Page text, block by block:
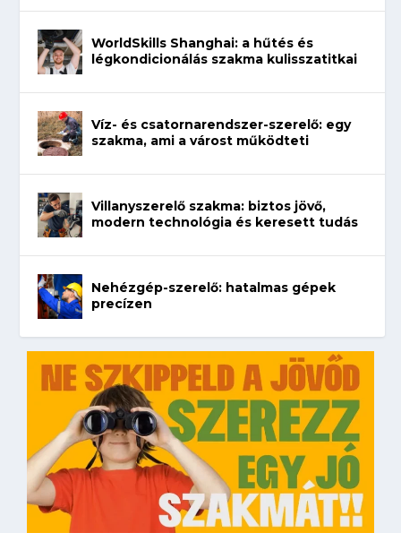
WorldSkills Shanghai: a hűtés és
légkondicionálás szakma kulisszatitkai
Víz- és csatornarendszer-szerelő: egy
szakma, ami a várost működteti
Villanyszerelő szakma: biztos jövő,
modern technológia és keresett tudás
Nehézgép-szerelő: hatalmas gépek
precízen